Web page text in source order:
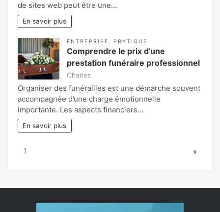
de sites web peut être une…
En savoir plus
ENTREPRISE , PRATIQUE
Comprendre le prix d’une
prestation funéraire professionnel
Charles
Organiser des funérailles est une démarche souvent
accompagnée d’une charge émotionnelle
importante. Les aspects financiers…
En savoir plus
Page:
1 Next
»